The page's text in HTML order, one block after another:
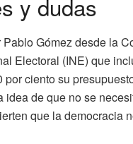
y dudas
Gómez desde la
Electoral (INE) que
ciento su
de que no se
que la democracia